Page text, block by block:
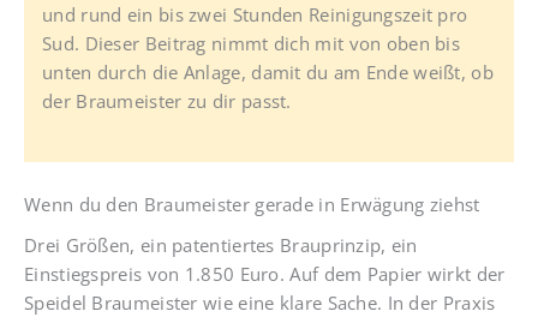
und rund ein bis zwei Stunden Reinigungszeit pro
Sud. Dieser Beitrag nimmt dich mit von oben bis
unten durch die Anlage, damit du am Ende weißt, ob
der Braumeister zu dir passt.
Wenn du den Braumeister gerade in Erwägung ziehst
Drei Größen, ein patentiertes Brauprinzip, ein
Einstiegspreis von 1.850 Euro. Auf dem Papier wirkt der
Speidel Braumeister wie eine klare Sache. In der Praxis